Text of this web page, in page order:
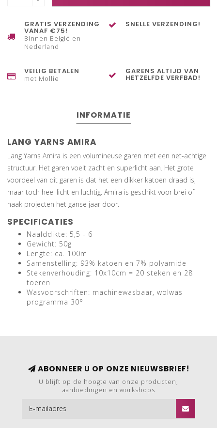
GRATIS VERZENDING
VANAF €75!
Binnen België en
Nederland
SNELLE VERZENDING!
VEILIG BETALEN
met Mollie
GARENS ALTIJD VAN
HETZELFDE VERFBAD!
INFORMATIE
LANG YARNS AMIRA
Lang Yarns Amira is een volumineuse garen met een net-achtige
structuur. Het garen voelt zacht en superlicht aan. Het grote
voordeel van dit garen is dat het een dikker katoen draad is,
maar toch heel licht en luchtig. Amira is geschikt voor brei of
haak projecten het ganse jaar door.
SPECIFICATIES
Naalddikte: 5,5 - 6
Gewicht: 50g
Lengte: ca. 100m
Samenstelling: 93% katoen en 7% polyamide
Stekenverhouding: 10x10cm = 20 steken en 28
toeren
Wasvoorschriften: machinewasbaar, wolwas
programma 30°
ABONNEER U OP ONZE NIEUWSBRIEF!
U blijft op de hoogte van onze producten,
aanbiedingen en workshops